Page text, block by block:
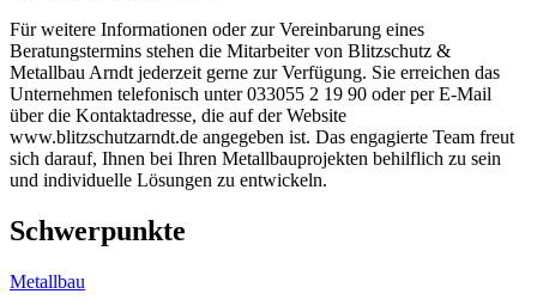
Für weitere Informationen oder zur Vereinbarung eines
Beratungstermins stehen die Mitarbeiter von Blitzschutz &
Metallbau Arndt jederzeit gerne zur Verfügung. Sie erreichen das
Unternehmen telefonisch unter 033055 2 19 90 oder per E-Mail
über die Kontaktadresse, die auf der Website
www.blitzschutzarndt.de angegeben ist. Das engagierte Team freut
sich darauf, Ihnen bei Ihren Metallbauprojekten behilflich zu sein
und individuelle Lösungen zu entwickeln.
Schwerpunkte
Metallbau